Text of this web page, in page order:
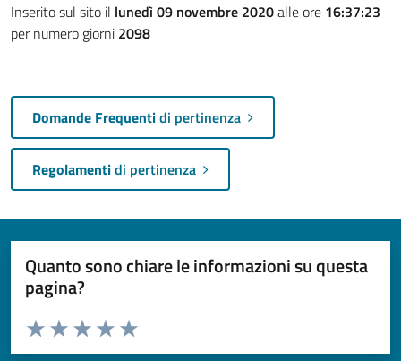
Inserito sul sito il lunedì 09 novembre 2020alle ore 16:37:23
per numero giorni 2098
Domande Frequentidi pertinenza
Regolamentidi pertinenza
Quanto sono chiare le informazioni su questa
pagina?
Valuta da 1 a 5 stelle la pagina
Valuta 5 stelle su 5
Valuta 4 stelle su 5
Valuta 3 stelle su 5
Valuta 2 stelle su 5
Valuta 1 stelle su 5